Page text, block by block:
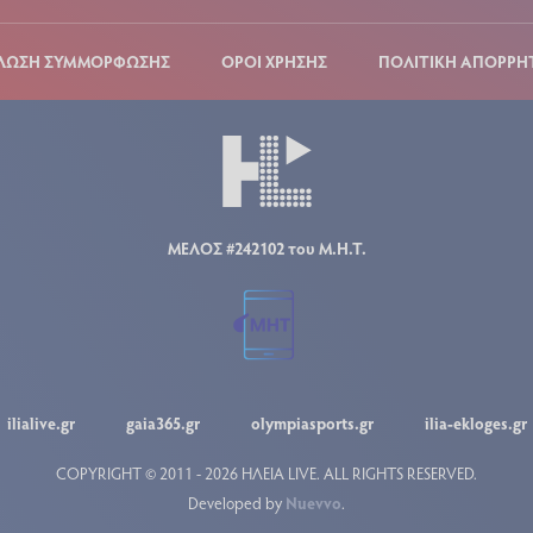
ΣΥΜΜΟΡΦΩΣΗΣ ΟΡΟΙ ΧΡΗΣΗΣ ΠΟΛΙΤΙΚΗ
ΜΕΛΟΣ #242102 του Μ.Η.Τ.
ilialive.gr gaia365.gr olympiasports.gr ilia-ekloges.gr
COPYRIGHT © 2011 - 2026 ΗΛΕΙΑ LIVE. ALL RIGHTS RESERVED.
Developed by Nuevvo.